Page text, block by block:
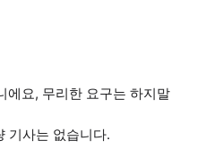
에요, 무리한 요구는 하지말
기사는 없습니다.